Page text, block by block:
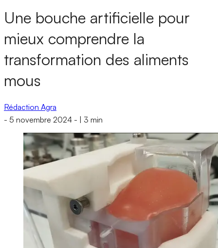
Une bouche artificielle pour
mieux comprendre la
transformation des aliments
mous
Rédaction Agra
- 5 novembre 2024 - 3 min